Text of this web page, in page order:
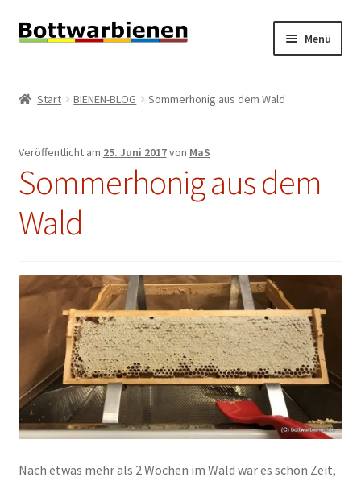
Zur
Zum
Menü
INFORMATIONEN
öffnen
Start BIENEN-BLOG Sommerhonig aus dem Wald
Veröffentlicht am 25. Juni 2017von MaS
Sommerhonig aus dem
Wald
Nach etwas mehr als 2 Wochen im Wald war es schon Zeit,